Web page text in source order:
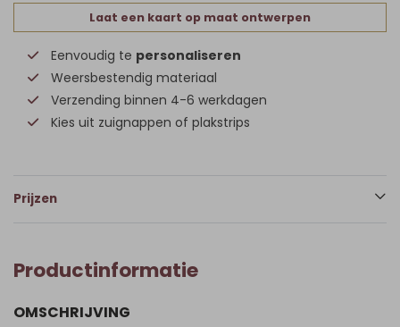
Laat een kaart op maat ontwerpen
Eenvoudig te personaliseren
Weersbestendig materiaal
Verzending binnen 4-6 werkdagen
Kies uit zuignappen of plakstrips
Prijzen
Productinformatie
OMSCHRIJVING